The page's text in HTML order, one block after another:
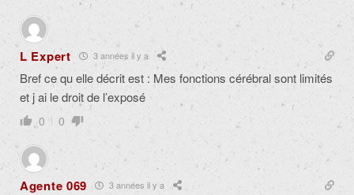
L Expert 3 années il y a
Bref ce qu elle décrit est : Mes fonctions cérébral sont limités
et j ai le droit de l’exposé
0 0
Agente 069 3 années il y a